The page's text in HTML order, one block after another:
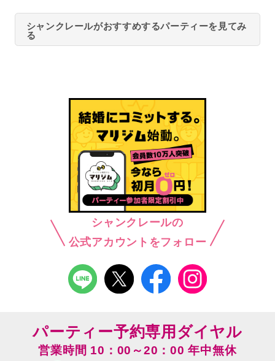
シャンクレールがおすすめするパーティーを見てみ
る
シャンクレールの
公式アカウントをフォロー
パーティー予約専用ダイヤル
営業時間 10：00～20：00 年中無休